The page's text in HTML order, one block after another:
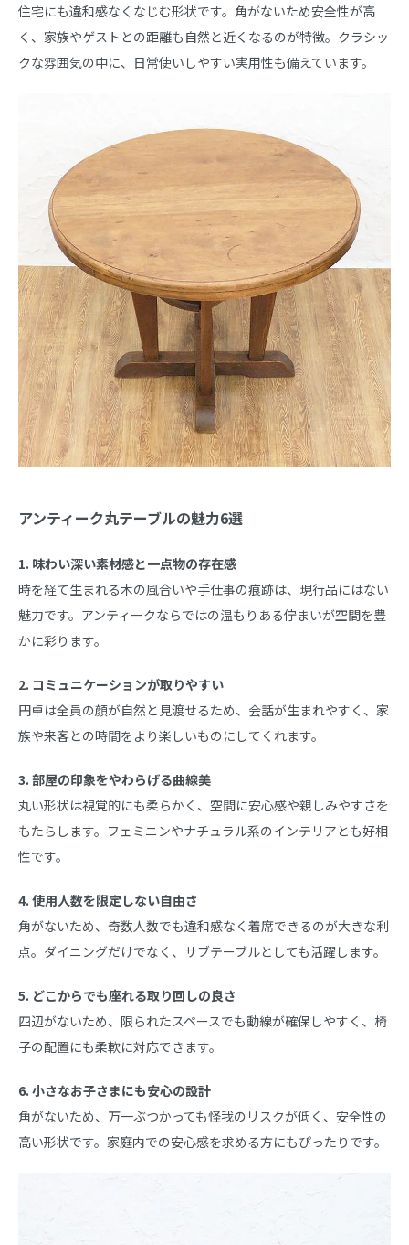
住宅にも違和感なくなじむ形状です。角がないため安全性が高
く、家族やゲストとの距離も自然と近くなるのが特徴。クラシッ
クな雰囲気の中に、日常使いしやすい実用性も備えています。
アンティーク丸テーブルの魅力6選
1. 味わい深い素材感と一点物の存在感
時を経て生まれる木の風合いや手仕事の痕跡は、現行品にはない
魅力です。アンティークならではの温もりある佇まいが空間を豊
かに彩ります。
2. コミュニケーションが取りやすい
円卓は全員の顔が自然と見渡せるため、会話が生まれやすく、家
族や来客との時間をより楽しいものにしてくれます。
3. 部屋の印象をやわらげる曲線美
丸い形状は視覚的にも柔らかく、空間に安心感や親しみやすさを
もたらします。フェミニンやナチュラル系のインテリアとも好相
性です。
4. 使用人数を限定しない自由さ
角がないため、奇数人数でも違和感なく着席できるのが大きな利
点。ダイニングだけでなく、サブテーブルとしても活躍します。
5. どこからでも座れる取り回しの良さ
四辺がないため、限られたスペースでも動線が確保しやすく、椅
子の配置にも柔軟に対応できます。
6. 小さなお子さまにも安心の設計
角がないため、万一ぶつかっても怪我のリスクが低く、安全性の
高い形状です。家庭内での安心感を求める方にもぴったりです。